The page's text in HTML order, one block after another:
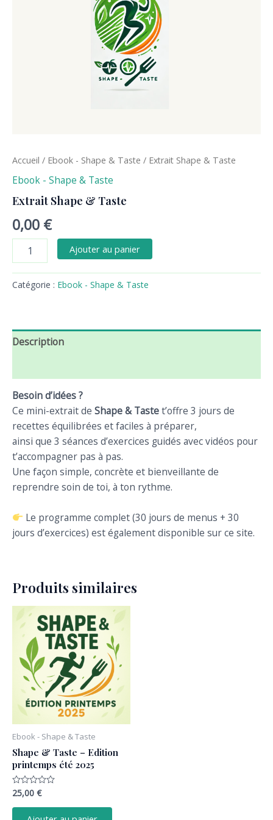
Accueil / Ebook - Shape & Taste / Extrait Shape & Taste
Ebook - Shape & Taste
Extrait Shape & Taste
0,00 €
Ajouter au panier
Catégorie : Ebook - Shape & Taste
Description
Besoin d’idées ?
Ce mini-extrait de Shape & Tastet’offre 3 jours de
recettes équilibrées et faciles à préparer,
ainsi que 3 séances d’exercices guidés avec vidéos pour
t’accompagner pas à pas.
Une façon simple, concrète et bienveillante de
reprendre soin de toi, à ton rythme.
Le programme complet (30 jours de menus + 30
jours d’exercices) est également disponible sur ce site.
Produits similaires
Ebook - Shape & Taste
Shape & Taste – Edition
printemps été 2025
Note
sur
25,00 €